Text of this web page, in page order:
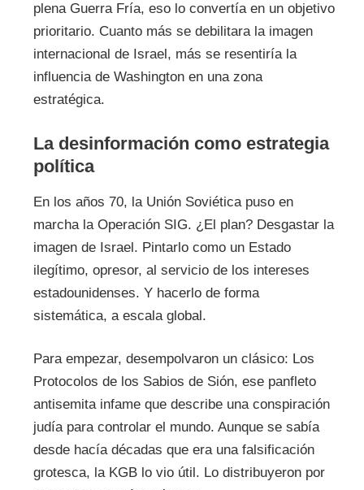
plena Guerra Fría, eso lo convertía en un objetivo
prioritario. Cuanto más se debilitara la imagen
internacional de Israel, más se resentiría la
influencia de Washington en una zona
estratégica.
La desinformación como estrategia
política
En los años 70, la Unión Soviética puso en
marcha la Operación SIG. ¿El plan? Desgastar la
imagen de Israel. Pintarlo como un Estado
ilegítimo, opresor, al servicio de los intereses
estadounidenses. Y hacerlo de forma
sistemática, a escala global.
Para empezar, desempolvaron un clásico: Los
Protocolos de los Sabios de Sión, ese panfleto
antisemita infame que describe una conspiración
judía para controlar el mundo. Aunque se sabía
desde hacía décadas que era una falsificación
grotesca, la KGB lo vio útil. Lo distribuyeron por